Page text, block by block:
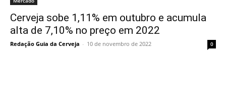
Cerveja sobe 1,11% em outubro e acumula
alta de 7,10% no preço em 2022
Redação Guia da Cerveja - 10 de novembro de 2022 0